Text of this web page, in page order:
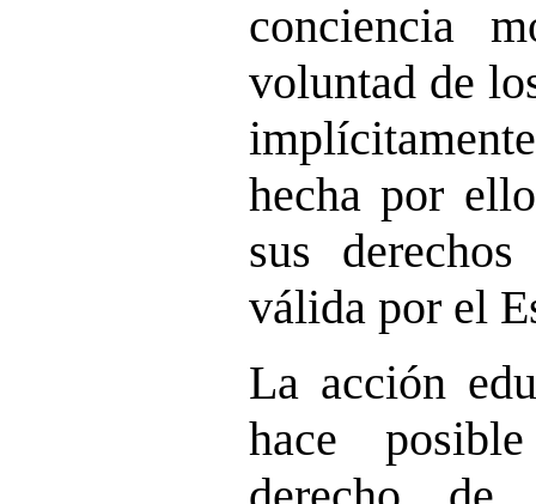
conciencia
voluntad de
hecha por
sus
válida por el
La acción
hace